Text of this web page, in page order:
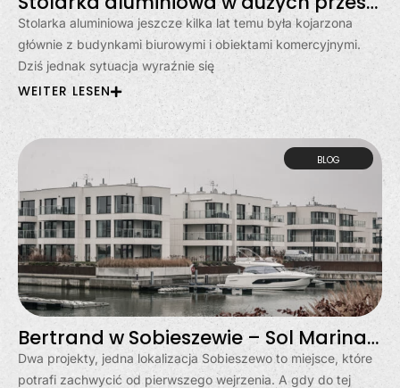
Stolarka aluminiowa jeszcze kilka lat temu była kojarzona
głównie z budynkami biurowymi i obiektami komercyjnymi.
Dziś jednak sytuacja wyraźnie się
WEITER LESEN
BLOG
Bertrand w Sobieszewie – Sol Marina i Klimatyczna
Dwa projekty, jedna lokalizacja Sobieszewo to miejsce, które
potrafi zachwycić od pierwszego wejrzenia. A gdy do tej